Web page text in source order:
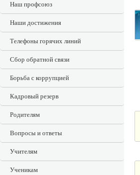
Наш профсоюз
Наши достижения
Телефоны горячих линий
Сбор обратной связи
Борьба с коррупцией
Кадровый резерв
Родителям
Вопросы и ответы
Учителям
Ученикам